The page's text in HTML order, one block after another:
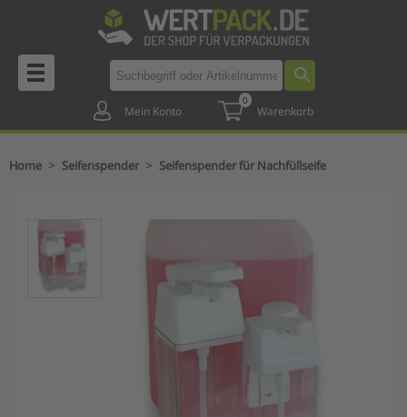
Mein Konto
0
Warenkorb
Home > Seifenspender > Seifenspender für Nachfüllseife